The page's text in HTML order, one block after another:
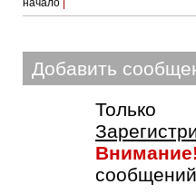
начало
Добавить
Только
Внимание!